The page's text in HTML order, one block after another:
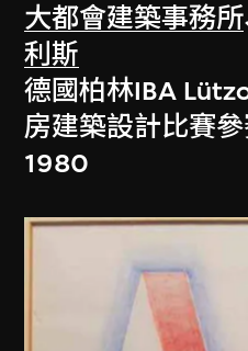
大都會建築事務所
利斯
德國柏林IBA
房建築設計比賽參
1980